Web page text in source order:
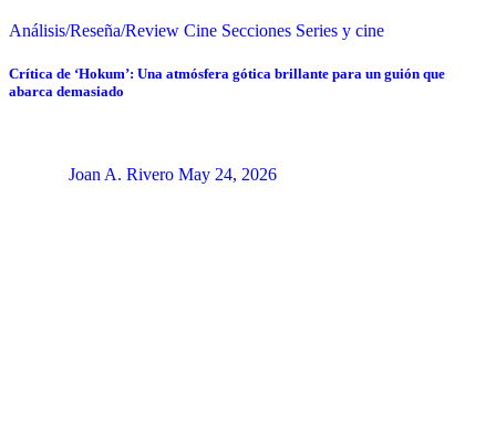
Análisis/Reseña/Review Cine Secciones Series y cine
Crítica de ‘Hokum’: Una atmósfera gótica brillante para un guión que
abarca demasiado
Joan A. Rivero May 24, 2026